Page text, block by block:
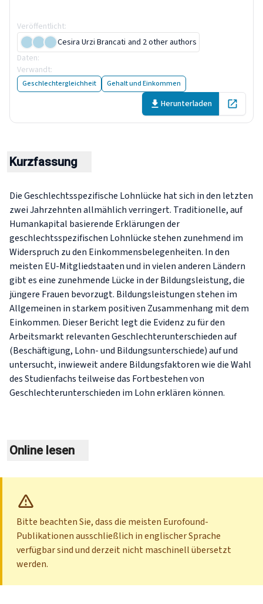
Veröffentlicht:
Cesira Urzi Brancati and 2 other authors
Daten:
Verwandt:
Geschlechtergleichheit Gehalt und Einkommen
Herunterladen Open in
Kurzfassung
Die Geschlechtsspezifische Lohnlücke hat sich in den letzten
zwei Jahrzehnten allmählich verringert. Traditionelle, auf
Humankapital basierende Erklärungen der
geschlechtsspezifischen Lohnlücke stehen zunehmend im
Widerspruch zu den Einkommensbelegenheiten. In den
meisten EU-Mitgliedstaaten und in vielen anderen Ländern
gibt es eine zunehmende Lücke in der Bildungsleistung, die
jüngere Frauen bevorzugt. Bildungsleistungen stehen im
Allgemeinen in starkem positiven Zusammenhang mit dem
Einkommen. Dieser Bericht legt die Evidenz zu für den
Arbeitsmarkt relevanten Geschlechterunterschieden auf
(Beschäftigung, Lohn- und Bildungsunterschiede) auf und
untersucht, inwieweit andere Bildungsfaktoren wie die Wahl
des Studienfachs teilweise das Fortbestehen von
Geschlechterunterschieden im Lohn erklären können.
Online lesen
Bitte beachten Sie, dass die meisten Eurofound-
Publikationen ausschließlich in englischer Sprache
verfügbar sind und derzeit nicht maschinell übersetzt
werden.